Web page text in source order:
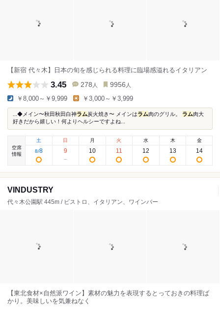
【新宿 代々木】日本の旬を感じられる料理に臨場感溢れるイタリアン
3.45 278 人 9956 人
￥8,000～￥9,999 ￥3,000～￥3,999
...◆メイン〜秋田秋田白神ラム炭火焼き〜 メインはラム肉のグリル。 ラム肉大
好きだから嬉しい！何よりヘルシーですよね...
空席
情報
土
8/8
日
9
月
10
火
11
水
12
木
13
金
14
VINDUSTRY
代々木公園駅 445m / ビストロ、イタリアン、ワインバー
【東北食材×自然派ワイン】素材の魅力を表現するとっておきの料理ば
かり。美味しいを気兼ねなく